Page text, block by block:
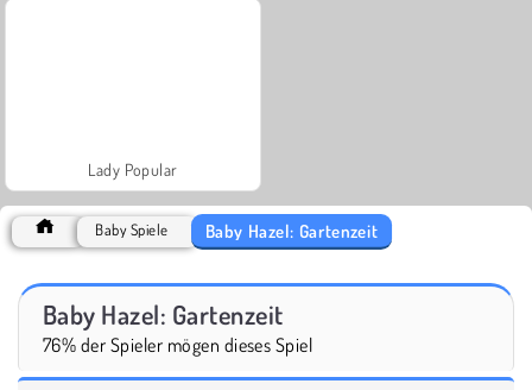
Lady Popular
Baby Spiele Baby Hazel: Gartenzeit
Baby Hazel: Gartenzeit
76% der Spieler mögen dieses Spiel